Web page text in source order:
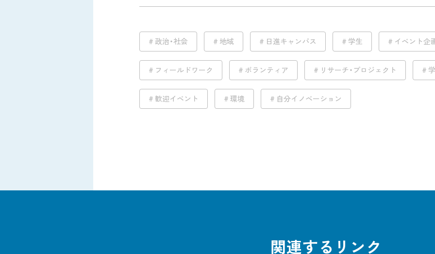
政治・社会 地域 日進キャンパス 学生 イベント企
フィールドワーク ボランティア リサーチ・プロジェクト
歓迎イベント 環境 自分イノベーション
関連するリンク